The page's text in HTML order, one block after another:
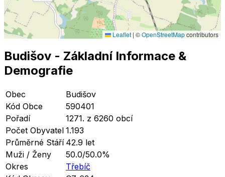
Leaflet | ©OpenStreetMapcontributors
Budišov - Základní Informace &
Demografie
Obec
Budišov
Kód Obce
590401
Pořadí
1271. z 6260 obcí
Počet Obyvatel 1.193
Průměrné Stáří 42.9 let
Muži / Ženy
50.0/50.0%
Okres
Třebíč